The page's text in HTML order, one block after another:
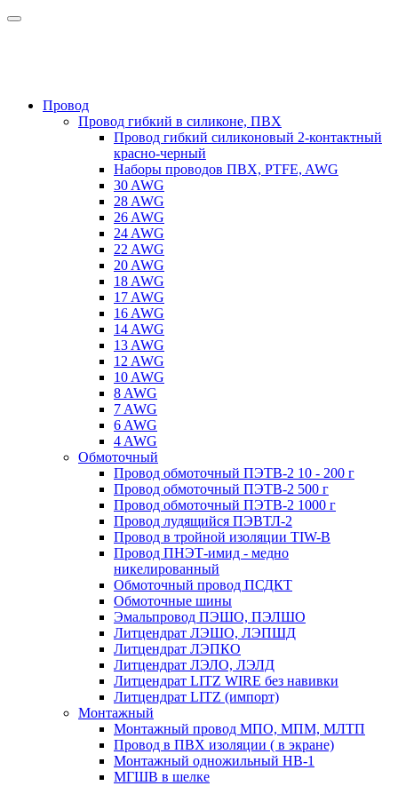
Провод
Провод гибкий в силиконе, ПВХ
Провод гибкий силиконовый 2-контактный
красно-черный
Наборы проводов ПВХ, PTFE, AWG
30 AWG
28 AWG
26 AWG
24 AWG
22 AWG
20 AWG
18 AWG
17 AWG
16 AWG
14 AWG
13 AWG
12 AWG
10 AWG
8 AWG
7 AWG
6 AWG
4 AWG
Обмоточный
Провод обмоточный ПЭТВ-2 10 - 200 г
Провод обмоточный ПЭТВ-2 500 г
Провод обмоточный ПЭТВ-2 1000 г
Провод лудящийся ПЭВТЛ-2
Провод в тройной изоляции TIW-B
Провод ПНЭТ-имид - медно
никелированный
Обмоточный провод ПСДКТ
Обмоточные шины
Эмальпровод ПЭШО, ПЭЛШО
Литцендрат ЛЭШО, ЛЭПШД
Литцендрат ЛЭПКО
Литцендрат ЛЭЛО, ЛЭЛД
Литцендрат LITZ WIRE без навивки
Литцендрат LITZ (импорт)
Монтажный
Монтажный провод МПО, МПМ, МЛТП
Провод в ПВХ изоляции ( в экране)
Монтажный одножильный HB-1
МГШВ в шелке